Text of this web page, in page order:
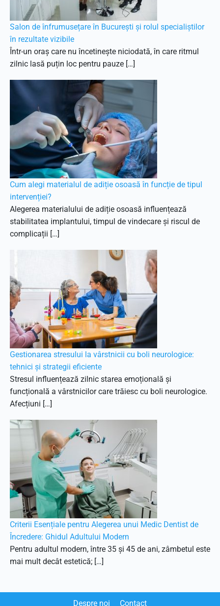
Salon de înfrumusețare în București și rolul specialiștilor
în rezultate vizibile
Într-un oraș care nu încetinește niciodată, în care ritmul
zilnic lasă puțin loc pentru pauze […]
Cum alegi materialul de adiție osoasă în funcție de tipul
intervenției?
Alegerea materialului de adiție osoasă influențează
stabilitatea implantului, timpul de vindecare și riscul de
complicații […]
Gestionarea stresului la vârstnicii cu boli neurologice:
tehnici și strategii eficiente
Stresul influențează zilnic starea emoțională și
funcțională a vârstnicilor care trăiesc cu boli neurologice.
Afecțiuni […]
Criterii Esențiale pentru Alegerea unui Medic Dentist de
Încredere: Ghidul Adultului Modern
Pentru adultul modern, între 35 și 45 de ani, zâmbetul este
mai mult decât estetică; […]
Despre noi Contact